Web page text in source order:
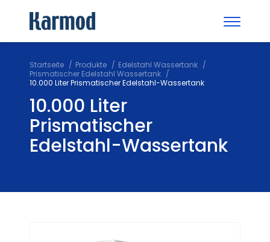
Startseite Produkte
Edelstahl Wassertank
Prismatischer Edelstahl Wassertank
10.000 Liter Prismatischer Edelstahl-Wassertank
10.000 Liter
Prismatischer
Edelstahl-Wassertank